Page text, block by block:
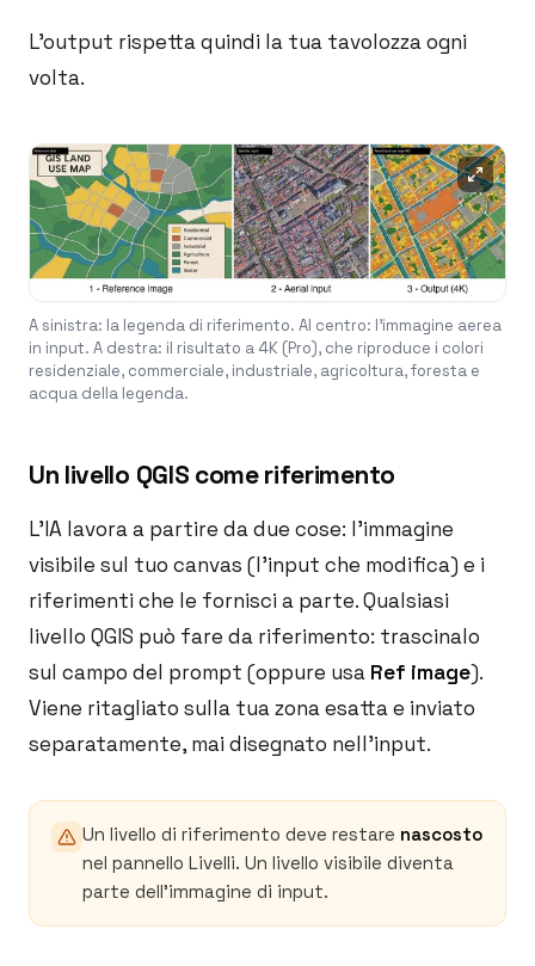
L'output rispetta quindi la tua tavolozza ogni
volta.
A sinistra: la legenda di riferimento. Al centro: l'immagine aerea
in input. A destra: il risultato a 4K (Pro), che riproduce i colori
residenziale, commerciale, industriale, agricoltura, foresta e
acqua della legenda.
Un livello QGIS come riferimento
L'IA lavora a partire da due cose: l'immagine
visibile sul tuo canvas (l'input che modifica) e i
riferimenti che le fornisci a parte. Qualsiasi
livello QGIS può fare da riferimento: trascinalo
sul campo del prompt (oppure usa Ref image).
Viene ritagliato sulla tua zona esatta e inviato
separatamente, mai disegnato nell'input.
Un livello di riferimento deve restare nascosto
nel pannello Livelli. Un livello visibile diventa
parte dell'immagine di input.